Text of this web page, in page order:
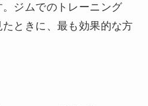
ジムでのトレーニング
ときに、最も効果的な方